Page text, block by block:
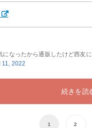
なったから通販したけど西友
11, 2022
続きを読
1 2